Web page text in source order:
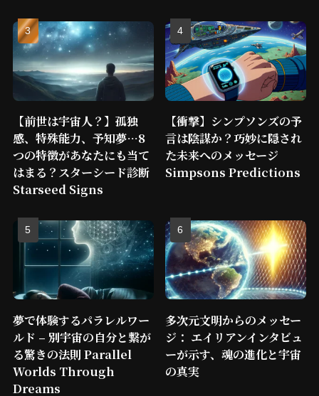
【前世は宇宙人？】孤独
感、特殊能力、予知夢…8
つの特徴があなたにも当て
はまる？スターシード診断
Starseed Signs
【衝撃】シンプソンズの予
言は陰謀か？巧妙に隠され
た未来へのメッセージ
Simpsons Predictions
夢で体験するパラレルワー
ルド – 別宇宙の自分と繋が
る驚きの法則 Parallel
Worlds Through
Dreams
多次元文明からのメッセー
ジ： エイリアンインタビュ
ーが示す、魂の進化と宇宙
の真実